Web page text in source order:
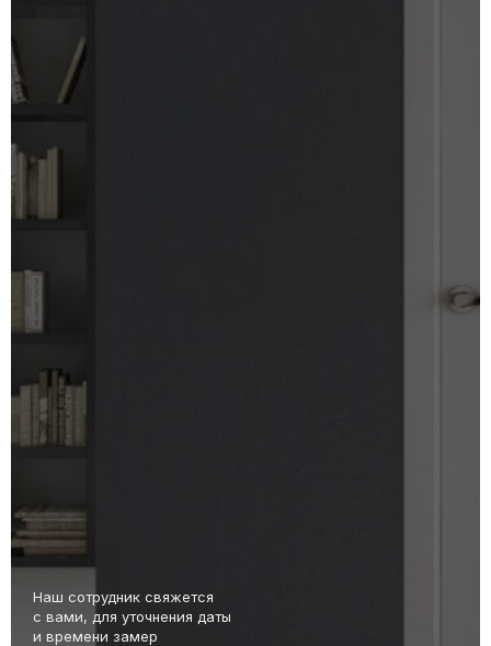
Наш сотрудник свяжется
с вами, для уточнения даты
и времени замер